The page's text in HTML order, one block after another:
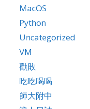
MacOS
Python
Uncategorized
VM
勸敗
吃吃喝喝
師大附中